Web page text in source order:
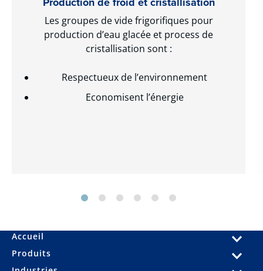
Les groupes de vide frigorifiques pour
production d’eau glacée et process de
cristallisation sont :
Respectueux de l’environnement
Economisent l’énergie
Accueil
Produits